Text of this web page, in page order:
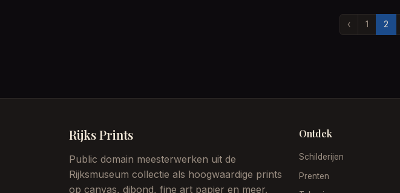
‹ 1 2
Rijks Prints
Public domain meesterwerken uit de
Rijksmuseum collectie als hoogwaardige prints
op canvas, dibond, fine art papier en meer.
Ontdek
Schilderijen
Prenten